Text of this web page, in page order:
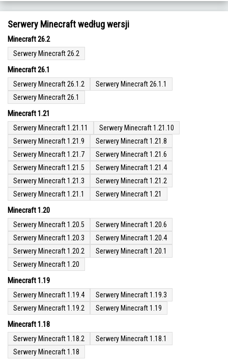
Serwery Minecraft według wersji
Minecraft 26.2
Serwery Minecraft 26.2
Minecraft 26.1
Serwery Minecraft 26.1.2
Serwery Minecraft 26.1.1
Serwery Minecraft 26.1
Minecraft 1.21
Serwery Minecraft 1.21.11
Serwery Minecraft 1.21.10
Serwery Minecraft 1.21.9
Serwery Minecraft 1.21.8
Serwery Minecraft 1.21.7
Serwery Minecraft 1.21.6
Serwery Minecraft 1.21.5
Serwery Minecraft 1.21.4
Serwery Minecraft 1.21.3
Serwery Minecraft 1.21.2
Serwery Minecraft 1.21.1
Serwery Minecraft 1.21
Minecraft 1.20
Serwery Minecraft 1.20.5
Serwery Minecraft 1.20.6
Serwery Minecraft 1.20.3
Serwery Minecraft 1.20.4
Serwery Minecraft 1.20.2
Serwery Minecraft 1.20.1
Serwery Minecraft 1.20
Minecraft 1.19
Serwery Minecraft 1.19.4
Serwery Minecraft 1.19.3
Serwery Minecraft 1.19.2
Serwery Minecraft 1.19
Minecraft 1.18
Serwery Minecraft 1.18.2
Serwery Minecraft 1.18.1
Serwery Minecraft 1.18